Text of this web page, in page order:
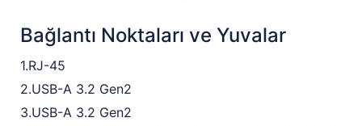
Bağlantı Noktaları ve Yuvalar
1.RJ-45
2.USB-A 3.2 Gen2
3.USB-A 3.2 Gen2